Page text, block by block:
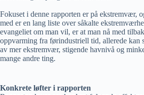
Fokuset i denne rapporten er på ekstremvær,
med er en lang liste over såkalte
evangeliet om man vil, er at man nå med
oppvarming fra førindustriell tid, allerede kan
av mer ekstremvær, stigende havnivå og
mange andre ting.
Konkrete løfter i rapporten